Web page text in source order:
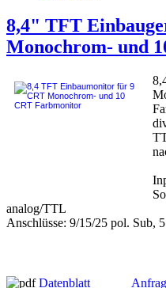
8,4" TFT
Monochrom- und
analog/TTL
Anschlüsse: 9/15/25 pol. Sub,
Datenblatt